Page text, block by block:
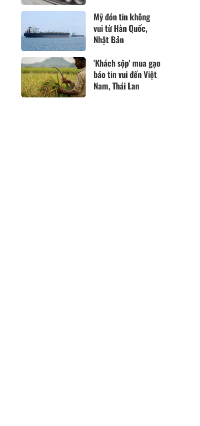
Mỹ đón tin không
vui từ Hàn Quốc,
Nhật Bản
'Khách sộp' mua gạo
báo tin vui đến Việt
Nam, Thái Lan